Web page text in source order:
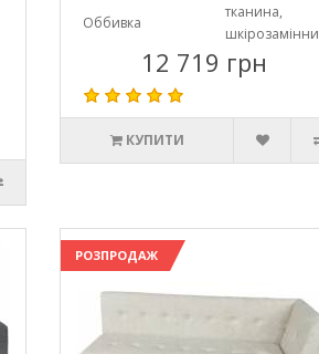
Оббивка
тканина,
12 719 грн
КУПИТИ
РОЗПРОДАЖ